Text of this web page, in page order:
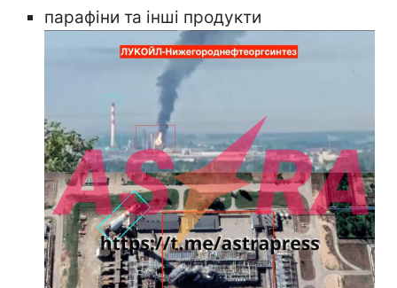
парафіни та інші продукти